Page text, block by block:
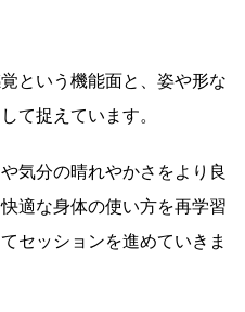
という機能面と、姿や形な
て捉えています。
気分の晴れやかさをより良
適な身体の使い方を再学習
セッションを進めていきま